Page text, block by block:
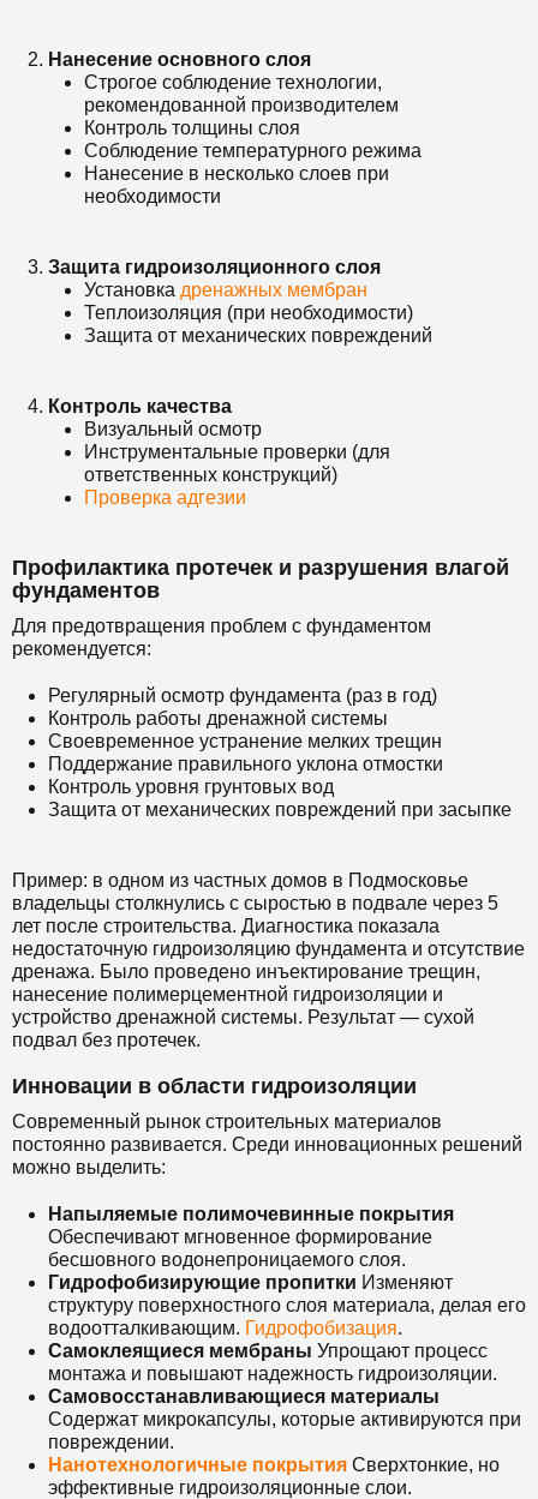
Нанесение основного слоя
Строгое соблюдение технологии,
рекомендованной производителем
Контроль толщины слоя
Соблюдение температурного режима
Нанесение в несколько слоев при
необходимости
Защита гидроизоляционного слоя
Установка дренажных мембран
Теплоизоляция (при необходимости)
Защита от механических повреждений
Контроль качества
Визуальный осмотр
Инструментальные проверки (для
ответственных конструкций)
Проверка адгезии
Профилактика протечек и разрушения влагой
фундаментов
Для предотвращения проблем с фундаментом
рекомендуется:
Регулярный осмотр фундамента (раз в год)
Контроль работы дренажной системы
Своевременное устранение мелких трещин
Поддержание правильного уклона отмостки
Контроль уровня грунтовых вод
Защита от механических повреждений при засыпке
Пример: в одном из частных домов в Подмосковье
владельцы столкнулись с сыростью в подвале через 5
лет после строительства. Диагностика показала
недостаточную гидроизоляцию фундамента и отсутствие
дренажа. Было проведено инъектирование трещин,
нанесение полимерцементной гидроизоляции и
устройство дренажной системы. Результат — сухой
подвал без протечек.
Инновации в области гидроизоляции
Современный рынок строительных материалов
постоянно развивается. Среди инновационных решений
можно выделить:
Напыляемые полимочевинные покрытия
Обеспечивают мгновенное формирование
бесшовного водонепроницаемого слоя.
Гидрофобизирующие пропитки Изменяют
структуру поверхностного слоя материала, делая его
водоотталкивающим. Гидрофобизация.
Самоклеящиеся мембраны Упрощают процесс
монтажа и повышают надежность гидроизоляции.
Самовосстанавливающиеся материалы
Содержат микрокапсулы, которые активируются при
повреждении.
Нанотехнологичные покрытия Сверхтонкие, но
эффективные гидроизоляционные слои.